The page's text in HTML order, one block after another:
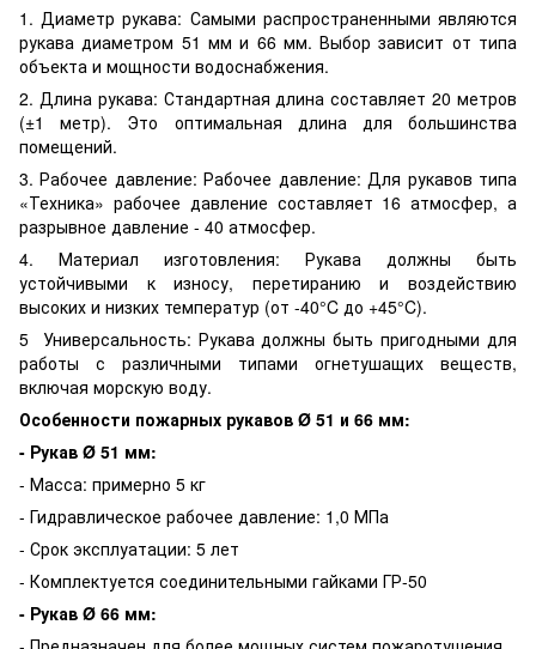
1. Диаметр рукава: Самыми распространенными являются
рукава диаметром 51 мм и 66 мм. Выбор зависит от типа
объекта и мощности водоснабжения.
2. Длина рукава: Стандартная длина составляет 20 метров
(±1 метр). Это оптимальная длина для большинства
помещений.
3. Рабочее давление: Рабочее давление: Для рукавов типа
«Техника» рабочее давление составляет 16 атмосфер, а
разрывное давление - 40 атмосфер.
4. Материал изготовления: Рукава должны быть
устойчивыми к износу, перетиранию и воздействию
высоких и низких температур (от -40°C до +45°C).
5 Универсальность: Рукава должны быть пригодными для
работы с различными типами огнетушащих веществ,
включая морскую воду.
Особенности пожарных рукавов Ø 51 и 66 мм:
- Рукав Ø 51 мм:
- Масса: примерно 5 кг
- Гидравлическое рабочее давление: 1,0 МПа
- Срок эксплуатации: 5 лет
- Комплектуется соединительными гайками ГР-50
- Рукав Ø 66 мм: